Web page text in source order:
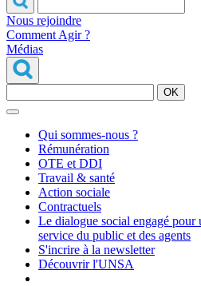
Nous rejoindre
Comment Agir ?
Médias
OK
Qui sommes-nous ?
Rémunération
OTE et DDI
Travail & santé
Action sociale
Contractuels
Le dialogue social engagé
service du public et des agents
S'incrire à la newsletter
Découvrir l'UNSA